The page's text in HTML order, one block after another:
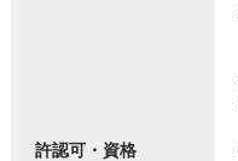
許認可・資格